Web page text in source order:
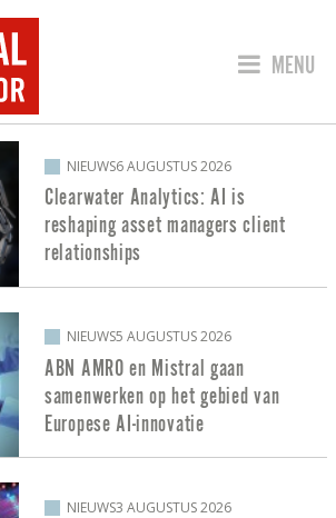
SPRING
MENU
ARTIFICIAL
NIEUWS6 AUGUSTUS 2026
Clearwater Analytics: AI is
reshaping asset managers client
relationships
NIEUWS5 AUGUSTUS 2026
ABN AMRO en Mistral gaan
samenwerken op het gebied van
Europese AI-innovatie
NIEUWS3 AUGUSTUS 2026